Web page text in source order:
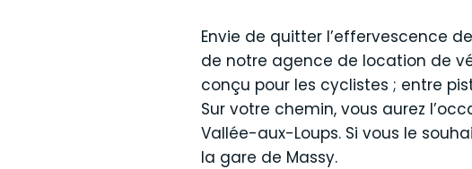
Envie de quitter l’effervescence
de notre agence de location de
conçu pour les cyclistes ; entre
Sur votre chemin, vous aurez
Vallée-aux-Loups. Si vous le
la gare de Massy.